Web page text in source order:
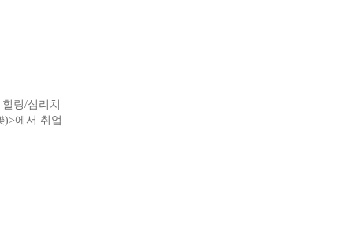
링/심리치
)>에서 취업